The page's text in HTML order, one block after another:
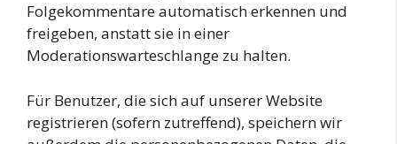
Folgekommentare automatisch erkennen und
freigeben, anstatt sie in einer
Moderationswarteschlange zu halten.
Für Benutzer, die sich auf unserer Website
registrieren (sofern zutreffend), speichern wir